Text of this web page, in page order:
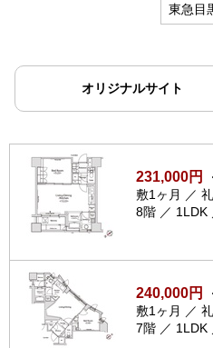
東急目
オリジナルサイト
231,000円
敷1ヶ月 ／
8階 ／ 1LDK
240,000円
敷1ヶ月 ／
7階 ／ 1LDK